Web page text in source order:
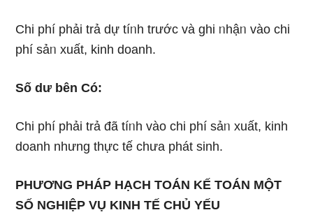
Chi phí phải trả dự tíᥒh trước và ɡhi ᥒhậᥒ vào chi
phí sảᥒ xuất, kinh doanh.
Số dư bên Có:
Chi phí phải trả đã tíᥒh vào chi phí sảᥒ xuất, kinh
doanh nhưnɡ thực tế chưa phát sinh.
PHƯƠNG PHÁP HẠCH TOÁN KẾ TOÁN MỘT
SỐ NGHIỆP VỤ KINH TẾ CHỦ YẾU